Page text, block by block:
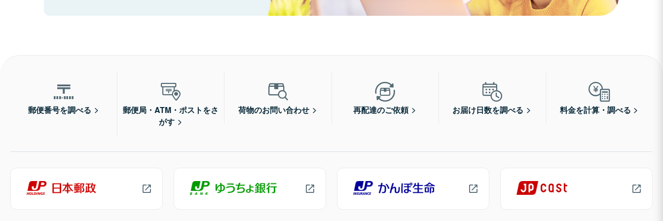
郵便番号を調べる
郵便局・ATM・ポストをさ
がす
荷物のお問い合わせ 再配達のご依頼 お届け日数を調べる 料金を計算・調べる